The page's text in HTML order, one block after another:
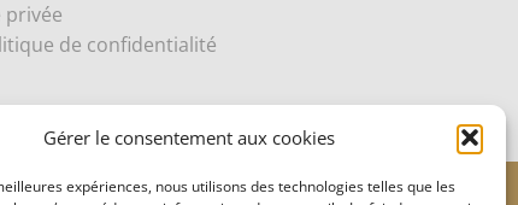
Gérer le consentement aux cookies
expériences, nous utilisons des technologies telles que les
privée
de confidentialité